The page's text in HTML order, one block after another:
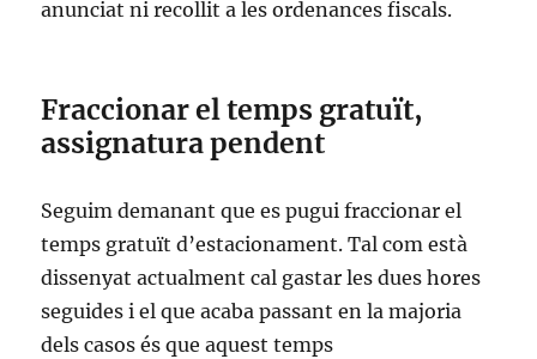
anunciat ni recollit a les ordenances fiscals.
Fraccionar el temps gratuït,
assignatura pendent
Seguim demanant que es pugui fraccionar el
temps gratuït d’estacionament. Tal com està
dissenyat actualment cal gastar les dues hores
seguides i el que acaba passant en la majoria
dels casos és que aquest temps